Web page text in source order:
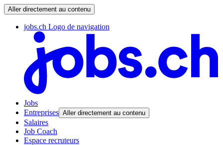
Aller directement au contenu
jobs.ch Logo de navigation
Jobs
Entreprises Aller directement au contenu
Salaires
Job Coach
Espace recruteurs